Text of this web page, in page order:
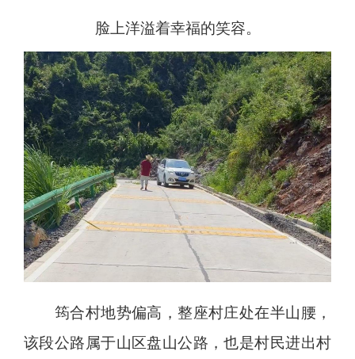
脸上洋溢着幸福的笑容。
筠合村地势偏高，整座村庄处在半山腰，
该段公路属于山区盘山公路，也是村民进出村